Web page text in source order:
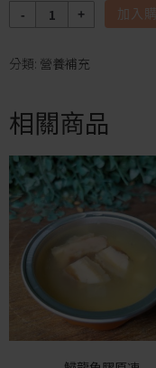
加入
分類: 營養補充
相關商品